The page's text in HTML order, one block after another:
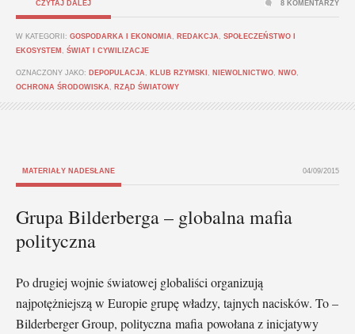
CZYTAJ DALEJ
W KATEGORII: GOSPODARKA I EKONOMIA REDAKCJA
SPOŁECZEŃSTWO I
EKOSYSTEM
ŚWIAT I CYWILIZACJE
OZNACZONY JAKO: DEPOPULACJA KLUB RZYMSKI NIEWOLNICTWO NWO
OCHRONA ŚRODOWISKA
RZĄD ŚWIATOWY
8 KOMENTARZY
MATERIAŁY NADESŁANE 04/09/2015
Grupa Bilderberga – globalna mafia
polityczna
Po drugiej wojnie światowej globaliści organizują
najpotężniejszą w Europie grupę władzy, tajnych nacisków. To –
Bilderberger Group, polityczna mafia powołana z inicjatywy